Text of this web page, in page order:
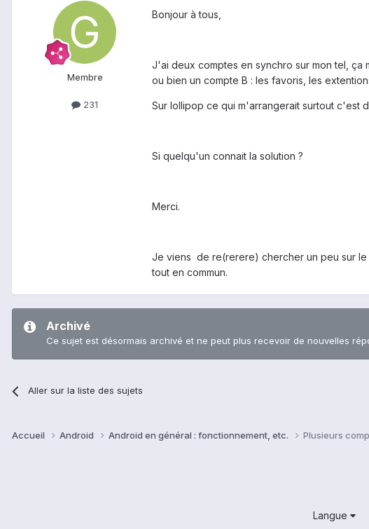
Membre
231
Bonjour à tous,
J'ai deux comptes en synchro sur mon tel, ça
ou bien un compte B : les favoris, les
Sur lollipop ce qui m'arrangerait surtout c'est
Si quelqu'un connait la solution ?
Merci.
Je viens de re(rerere) chercher un peu sur le
tout en commun.
Archivé
Ce sujet est désormais archivé et ne peut plus recevoir de nouvelles
Aller sur la liste des sujets
Accueil Android Android en général : fonctionnement, etc. Plusieurs
Langue